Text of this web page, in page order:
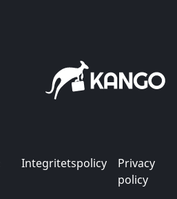
Integritetspolicy
Privacy
policy